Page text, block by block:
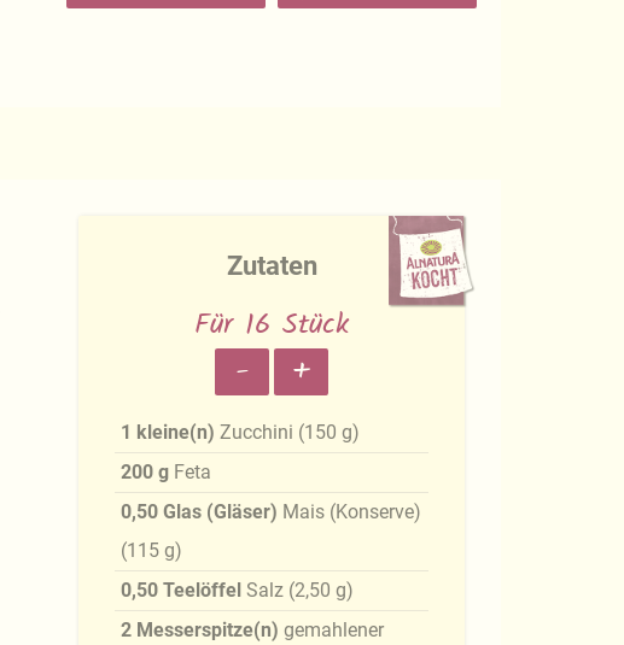
Zutaten
Für 16 Stück
- +
1 kleine(n) Zucchini (150 g)
200 g Feta
0,50 Glas (Gläser) Mais (Konserve)
(115 g)
0,50 Teelöffel Salz (2,50 g)
2 Messerspitze(n) gemahlener